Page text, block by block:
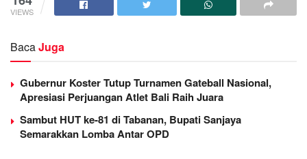
VIEWS
BacaJuga
Gubernur Koster Tutup Turnamen Gateball Nasional,
Apresiasi Perjuangan Atlet Bali Raih Juara
Sambut HUT ke-81 di Tabanan, Bupati Sanjaya
Semarakkan Lomba Antar OPD